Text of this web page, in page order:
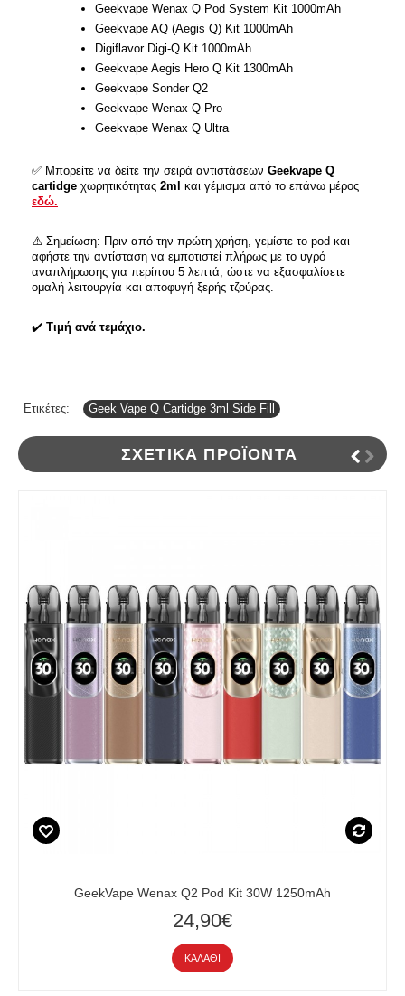
Geekvape Wenax Q Pod System Kit 1000mAh
Geekvape AQ (Aegis Q) Kit 1000mAh
Digiflavor Digi-Q Kit 1000mAh
Geekvape Aegis Hero Q Kit 1300mAh
Geekvape Sonder Q2
Geekvape Wenax Q Pro
Geekvape Wenax Q Ultra
✅ Μπορείτε να δείτε την σειρά αντιστάσεων Geekvape Q
cartidge χωρητικότητας 2ml και γέμισμα από το επάνω μέρος
εδώ.
⚠️ Σημείωση: Πριν από την πρώτη χρήση, γεμίστε το pod και
αφήστε την αντίσταση να εμποτιστεί πλήρως με το υγρό
αναπλήρωσης για περίπου 5 λεπτά, ώστε να εξασφαλίσετε
ομαλή λειτουργία και αποφυγή ξερής τζούρας.
✔️ Τιμή ανά τεμάχιο.
Ετικέτες: Geek Vape Q Cartidge 3ml Side Fill
ΣΧΕΤΙΚΆ ΠΡΟΪΌΝΤΑ
GeekVape Wenax Q2 Pod Kit 30W 1250mAh
24,90€
ΚΑΛΆΘΙ